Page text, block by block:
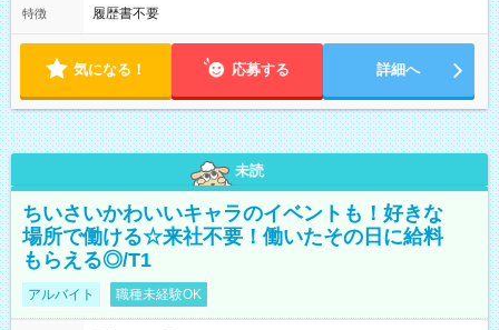
特徴 履歴書不要
気になる！ 応募する 詳細へ
未読
ちいさいかわいいキャラのイベントも！好きな
場所で働ける☆来社不要！働いたその日に給料
もらえる◎/T1
アルバイト 職種未経験OK